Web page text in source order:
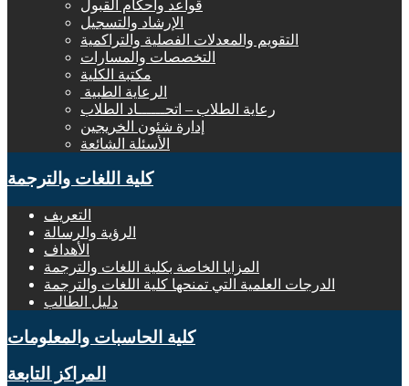
قواعد وأحكام القبول
الإرشاد والتسجيل
التقويم والمعدلات الفصلية والتراكمية
التخصصات والمسارات
مكتبة الكلية
الرعاية الطبية ‏
رعاية الطلاب – اتحــــــاد الطلاب
إدارة شئون الخريجين
الأسئلة الشائعة
كلية اللغات والترجمة
التعريف
الرؤية والرسالة
الأهداف
المزايا الخاصة بكلية اللغات والترجمة
الدرجات العلمية التي تمنحها كلية اللغات والترجمة
دليل الطالب
كلية الحاسبات والمعلومات
المراكز التابعة